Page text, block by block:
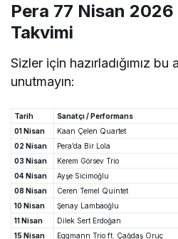
Pera 77 Nisan
Takvimi
Sizler için hazırladığımız
unutmayın:
Tarih Sanatçı / Performans
01 Nisan
Kaan Çelen Quartet
02 Nisan
Pera’da Bir Lola
03 Nisan
Kerem Görsev Trio
04 Nisan
Ayşe Sicimoğlu
08 Nisan
Ceren Temel Quintet
10 Nisan
Şenay Lambaoğlu
11 Nisan
Dilek Sert Erdoğan
15 Nisan
Eggmann Trio ft. Çağdaş Oruç